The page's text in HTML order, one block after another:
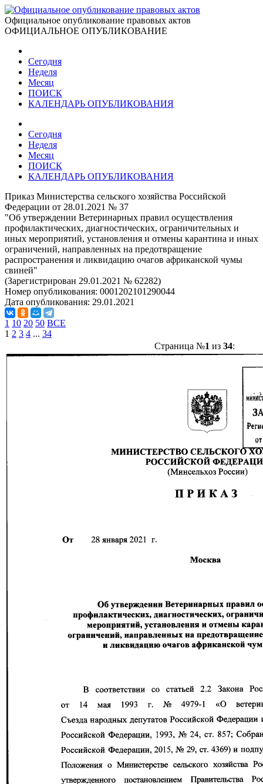
Официальное опубликование правовых актов
ОФИЦИАЛЬНОЕ ОПУБЛИКОВАНИЕ
Сегодня
Неделя
Месяц
ПОИСК
КАЛЕНДАРЬ ОПУБЛИКОВАНИЯ
Сегодня
Неделя
Месяц
ПОИСК
КАЛЕНДАРЬ ОПУБЛИКОВАНИЯ
Приказ Министерства сельского хозяйства Российской
Федерации от 28.01.2021 № 37
"Об утверждении Ветеринарных правил осуществления
профилактических, диагностических, ограничительных и
иных мероприятий, установления и отмены карантина и иных
ограничений, направленных на предотвращение
распространения и ликвидацию очагов африканской чумы
свиней"
(Зарегистрирован 29.01.2021 № 62282)
Номер опубликования: 0001202101290044
Дата опубликования: 29.01.2021
1 10 20 50 ВСЕ
1 2 3 4 ... 34
Страница №1 из 34: